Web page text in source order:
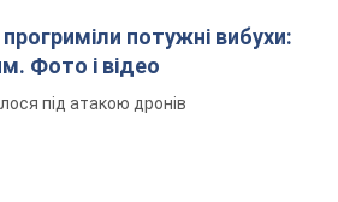
прогриміли потужні вибухи:
Фото і відео
під атакою дронів